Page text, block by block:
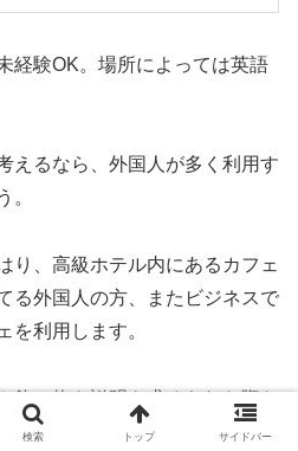
経験OK。場所によっては英語
えるなら、外国人が多く利用す
。
り、高級ホテル内にあるカフェ
る外国人の方、またビジネスで
を利用します。
飲み物を説明を求められた際な
かせるはずです。
検索 トップ サイドバー